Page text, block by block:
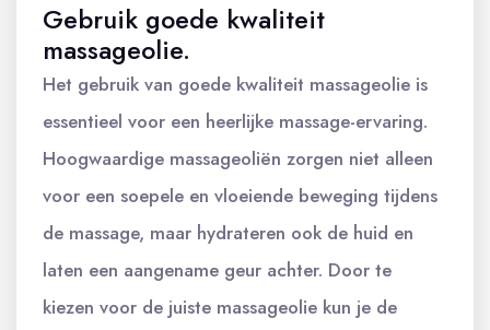
Gebruik goede kwaliteit
massageolie.
Het gebruik van goede kwaliteit massageolie is
essentieel voor een heerlijke massage-ervaring.
Hoogwaardige massageoliën zorgen niet alleen
voor een soepele en vloeiende beweging tijdens
de massage, maar hydrateren ook de huid en
laten een aangename geur achter. Door te
kiezen voor de juiste massageolie kun je de